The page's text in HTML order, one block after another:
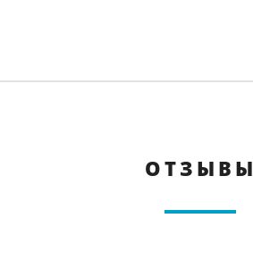
ОТЗЫВЫ